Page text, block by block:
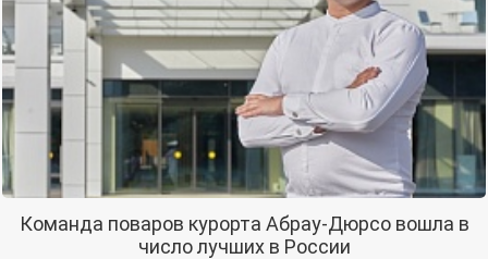
Команда поваров курорта Абрау-Дюрсо вошла в
число лучших в России